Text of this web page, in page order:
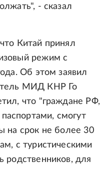
- сказал
Китай принял
режим с
Об этом заявил
МИД КНР Го
что "граждане РФ,
смогут
на срок не более 30
с туристическими
родственников, для